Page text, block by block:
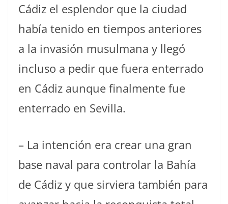
Cádiz el esplendor que la ciudad
había tenido en tiempos anteriores
a la invasión musulmana y llegó
incluso a pedir que fuera enterrado
en Cádiz aunque finalmente fue
enterrado en Sevilla.
– La intención era crear una gran
base naval para controlar la Bahía
de Cádiz y que sirviera también para